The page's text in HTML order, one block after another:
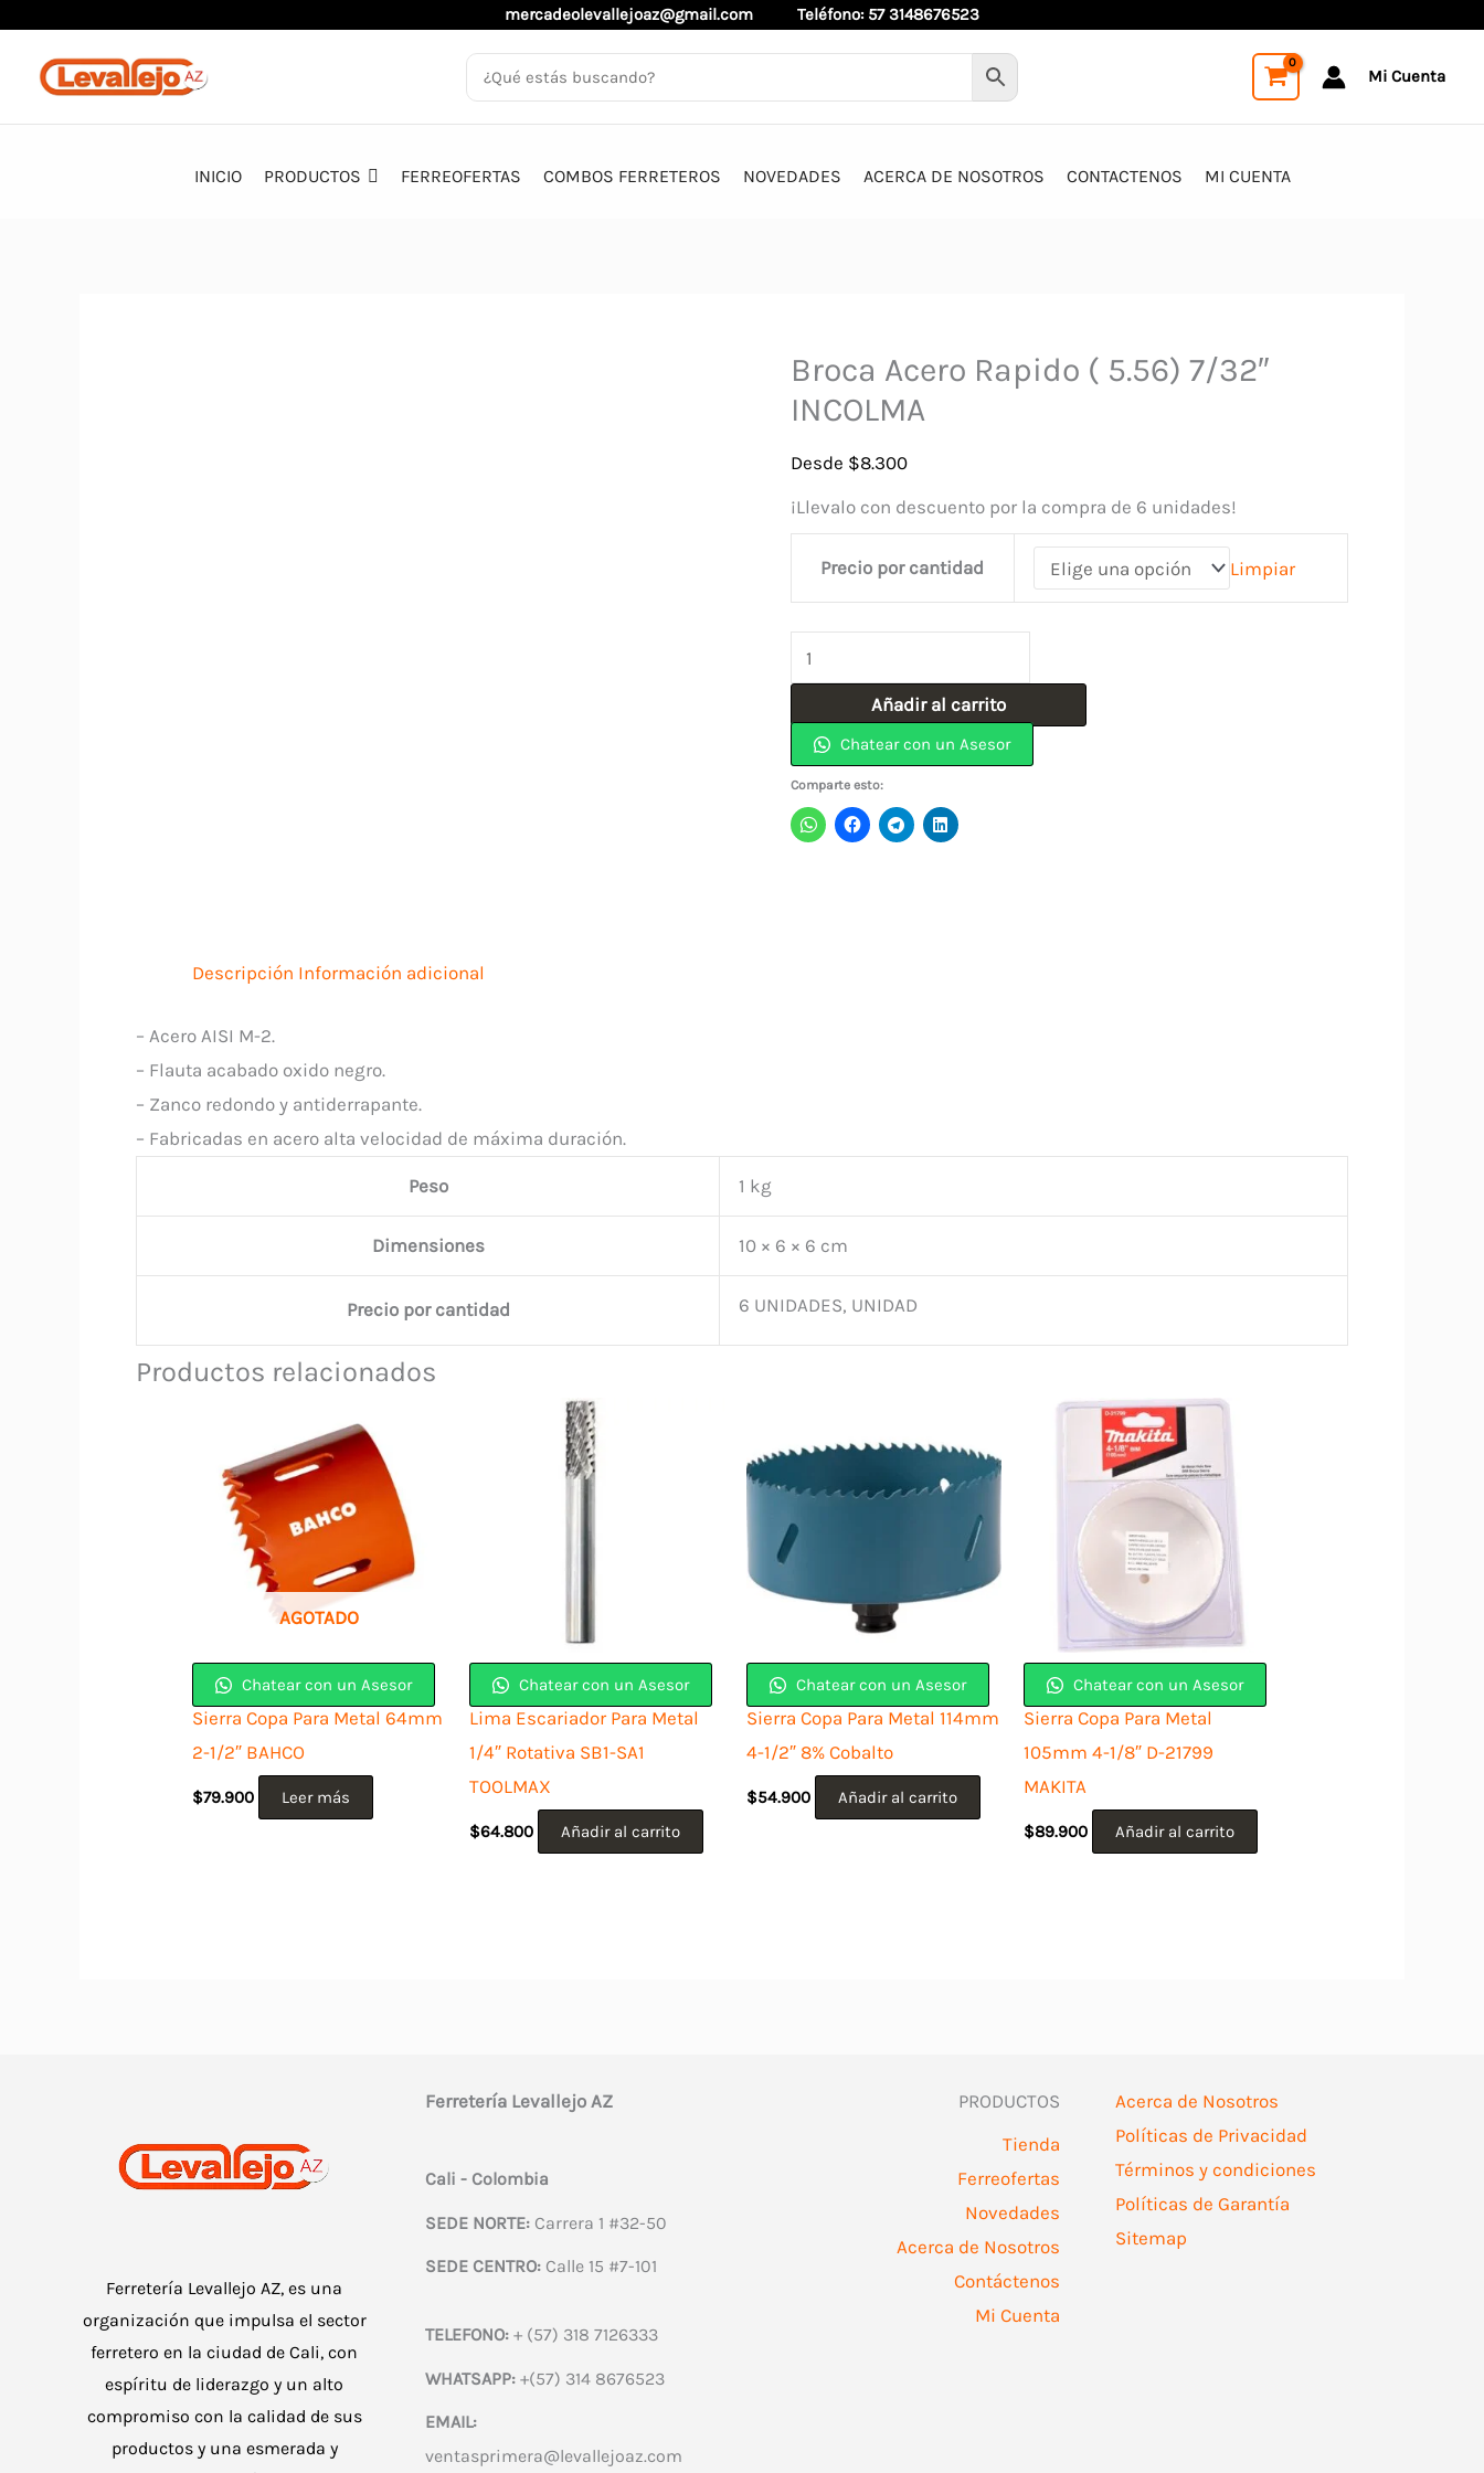
contenido
mercadeolevallejoaz@gmail.com Teléfono: 57 3148676523
Mi Cuenta
INICIO PRODUCTOS FERREOFERTAS COMBOS FERRETEROS NOVEDADES ACERCA DE NOSOTROS CONTACTENOS MI CUENTA
Broca Acero Rapido ( 5.56) 7/32″
INCOLMA
Desde $8.300
¡Llevalo con descuento por la compra de 6 unidades!
Precio por cantidad Limpiar
Acero
5.56)
7/32"
Añadir al carrito
Chatear con un Asesor
Comparte esto:
Descripción Información adicional
– Acero AISI M-2.
– Flauta acabado oxido negro.
– Zanco redondo y antiderrapante.
– Fabricadas en acero alta velocidad de máxima duración.
Peso 1 kg
Dimensiones 10 × 6 × 6 cm
Precio por cantidad 6 UNIDADES, UNIDAD
Productos relacionados
AGOTADO
Chatear con un Asesor
Sierra Copa Para Metal 64mm
2-1/2″ BAHCO
$79.900 Leer más
Chatear con un Asesor
Lima Escariador Para Metal
1/4″ Rotativa SB1-SA1
TOOLMAX
$64.800 Añadir al carrito
Chatear con un Asesor
Sierra Copa Para Metal 114mm
4-1/2″ 8% Cobalto
$54.900 Añadir al carrito
Chatear con un Asesor
Sierra Copa Para Metal
105mm 4-1/8″ D-21799
MAKITA
$89.900 Añadir al carrito
Ferretería Levallejo AZ, es una
organización que impulsa el sector
ferretero en la ciudad de Cali, con
espíritu de liderazgo y un alto
compromiso con la calidad de sus
productos y una esmerada y
Ferretería Levallejo AZ
Cali - Colombia
SEDE NORTE:Carrera 1 #32-50
SEDE CENTRO:Calle 15 #7-101
TELEFONO:+ (57) 318 7126333
WHATSAPP:+(57) 314 8676523
EMAIL:
ventasprimera@levallejoaz.com
PRODUCTOS
Tienda
Ferreofertas
Novedades
Acerca de Nosotros
Contáctenos
Mi Cuenta
Acerca de Nosotros
Políticas de Privacidad
Términos y condiciones
Políticas de Garantía
Sitemap